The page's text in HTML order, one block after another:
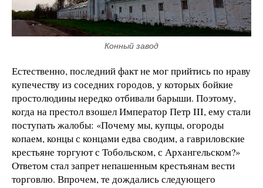
Конный завод
Естественно, последний факт не мог прийтись по нраву
купечеству из соседних городов, у которых бойкие
простолюдины нередко отбивали барыши. Поэтому,
когда на престол взошел Император Петр III, ему стали
поступать жалобы: «Почему мы, купцы, огороды
копаем, концы с концами едва сводим, а гавриловские
крестьяне торгуют с Тобольском, с Архангельском?»
Ответом стал запрет непашенным крестьянам вести
торговлю. Впрочем, те дождались следующего